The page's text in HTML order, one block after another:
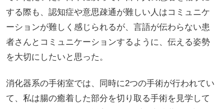
する際も、認知症や意思疎通が難しい人はコミュニケ
ーションが難しく感じられるが、言語が伝わらない患
者さんとコミュニケーションするように、伝える姿勢
を大切にしたいと思った。
消化器系の手術室では、同時に2つの手術が行われてい
て、私は腸の癒着した部分を切り取る手術を見学して